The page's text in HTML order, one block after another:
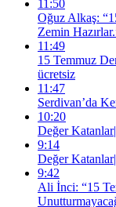
11:50
Oğuz Alkaş:
Zemin
11:49
15 Temmuz
ücretsiz
11:47
Serdivan’da
10:20
Değer
9:14
Değer
9:42
Ali İnci: “15